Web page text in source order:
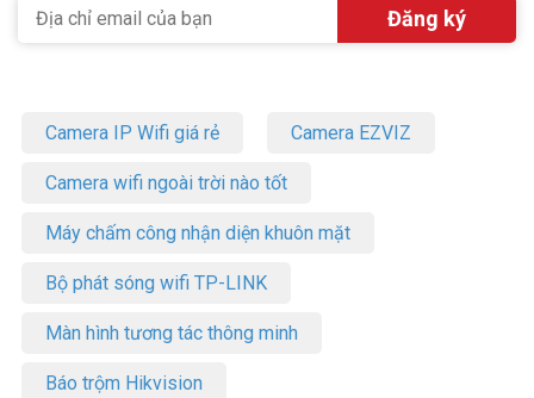
Camera IP Wifi giá rẻ Camera EZVIZ
Camera wifi ngoài trời nào tốt
Máy chấm công nhận diện khuôn mặt
Bộ phát sóng wifi TP-LINK
Màn hình tương tác thông minh
Báo trộm Hikvision